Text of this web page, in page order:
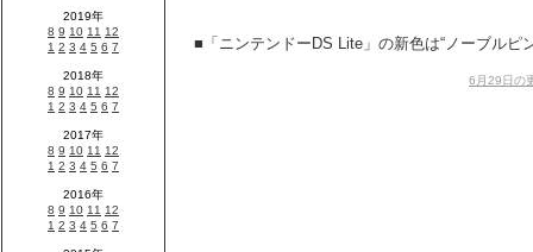
■「ニンテンドーDS Lite」の新色は“ノーブルピ
6月29日の